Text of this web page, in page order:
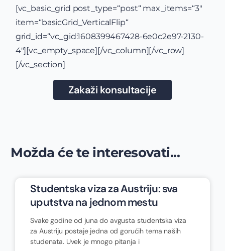
[vc_basic_grid post_type=“post“ max_items=“3″
item=“basicGrid_VerticalFlip“
grid_id=“vc_gid:1608399467428-6e0c2e97-2130-
4″][vc_empty_space][/vc_column][/vc_row]
[/vc_section]
Zakaži konsultacije
Možda će te interesovati...
Studentska viza za Austriju: sva
uputstva na jednom mestu
Svake godine od juna do avgusta studentska viza
za Austriju postaje jedna od gorućih tema naših
studenata. Uvek je mnogo pitanja i